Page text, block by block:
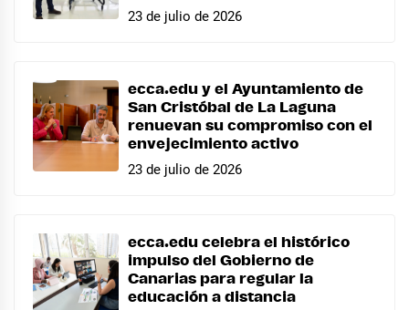
23 de julio de 2026
ecca.edu y el Ayuntamiento de
San Cristóbal de La Laguna
renuevan su compromiso con el
envejecimiento activo
23 de julio de 2026
ecca.edu celebra el histórico
impulso del Gobierno de
Canarias para regular la
educación a distancia